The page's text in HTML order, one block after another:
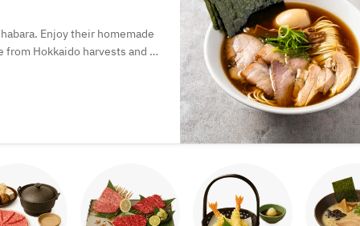
Enjoy their homemade
Hokkaido harvests and a